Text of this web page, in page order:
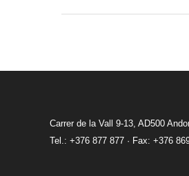
Carrer de la Vall 9-13, AD500
Tel.: +376 877 877 · Fax: +376